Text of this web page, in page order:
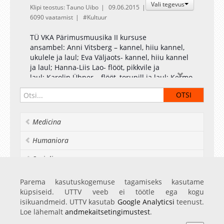
Vali tegevus
Klipi teostus: Tauno Uibo
09.06.2015
6090 vaatamist
Kultuur
TÜ VKA Pärimusmuusika II kursuse
ansambel: Anni Vitsberg – kannel, hiiu kannel,
ukulele ja laul; Eva Väljaots- kannel, hiiu kannel
ja laul; Hanna-Liis Lao- flööt, pikkvile ja
laul; Karolin Übner – flööt, torupill ja laul; Kermo
Kukk – kitarr ja laul.
Medicina
Humaniora
Socialia
Realia et naturalia
Ülikoolist veel
Parema kasutuskogemuse tagamiseks kasutame
küpsiseid. UTTV veeb ei töötle ega kogu
isikuandmeid. UTTV kasutab Google Analyticsi teenust.
Loe lähemalt andmekaitsetingimustest.